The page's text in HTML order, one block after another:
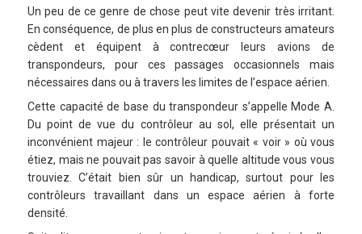
Un peu de ce genre de chose peut vite devenir très irritant.
En conséquence, de plus en plus de constructeurs amateurs
cèdent et équipent à contrecœur leurs avions de
transpondeurs, pour ces passages occasionnels mais
nécessaires dans ou à travers les limites de l’espace aérien.
Cette capacité de base du transpondeur s’appelle Mode A.
Du point de vue du contrôleur au sol, elle présentait un
inconvénient majeur : le contrôleur pouvait « voir » où vous
étiez, mais ne pouvait pas savoir à quelle altitude vous vous
trouviez. C’était bien sûr un handicap, surtout pour les
contrôleurs travaillant dans un espace aérien à forte
densité.